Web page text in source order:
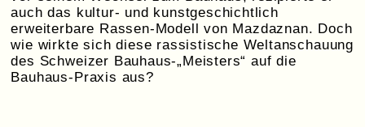
auch das kultur- und kunstgeschichtlich
erweiterbare Rassen-Modell von Mazdaznan. Doch
wie wirkte sich diese rassistische Weltanschauung
des Schweizer Bauhaus-„Meisters“ auf die
Bauhaus-Praxis aus?